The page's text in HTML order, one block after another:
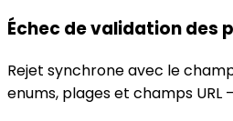
Échec de validation des
Rejet synchrone avec le
enums, plages et champs